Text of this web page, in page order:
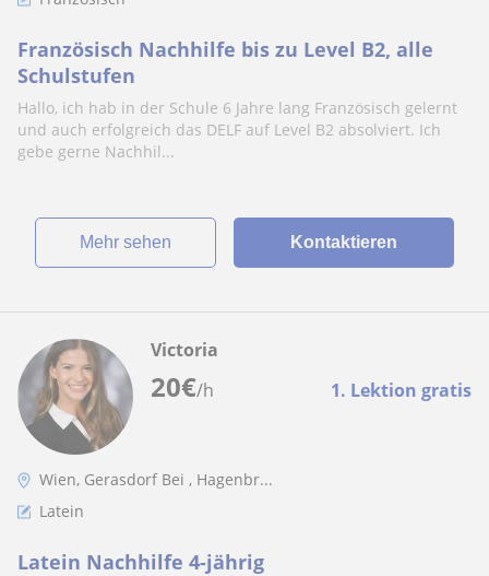
Französisch Nachhilfe bis zu Level B2, alle
Schulstufen
Hallo, ich hab in der Schule 6 Jahre lang Französisch gelernt
und auch erfolgreich das DELF auf Level B2 absolviert. Ich
gebe gerne Nachhil...
Mehr sehen Kontaktieren
20€/h 1. Lektion gratis
Victoria
Wien, Gerasdorf Bei , Hagenbr...
Latein
Latein Nachhilfe 4-jährig